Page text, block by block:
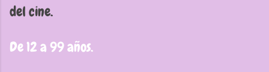
del cine.
De 12 a 99 años.